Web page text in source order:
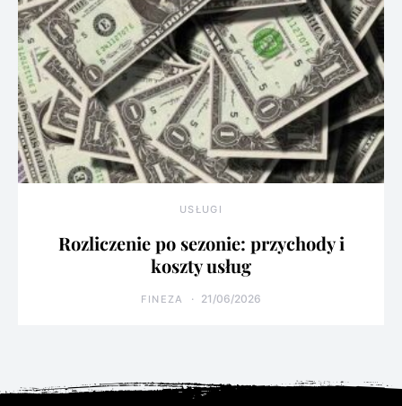
USŁUGI
Rozliczenie po sezonie: przychody i
koszty usług
FINEZA 21/06/2026